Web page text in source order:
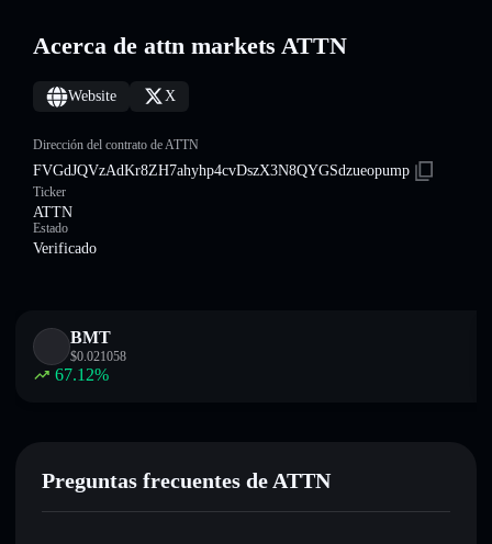
Acerca de attn markets ATTN
Website X
Dirección del contrato de ATTN
FVGdJQVzAdKr8ZH7ahyhp4cvDszX3N8QYGSdzueopump
Ticker
ATTN
Estado
Verificado
BMT
$0.021058
67.12%
Preguntas frecuentes de ATTN